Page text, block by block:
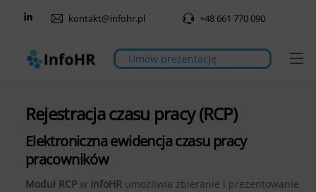
kontakt@infohr.pl +48 661 770 090
Umów prezentację
Rejestracja czasu pracy (RCP)
Elektroniczna ewidencja czasu pracy
pracowników
Moduł RCPw InfoHRumożliwia zbieranie i prezentowanie